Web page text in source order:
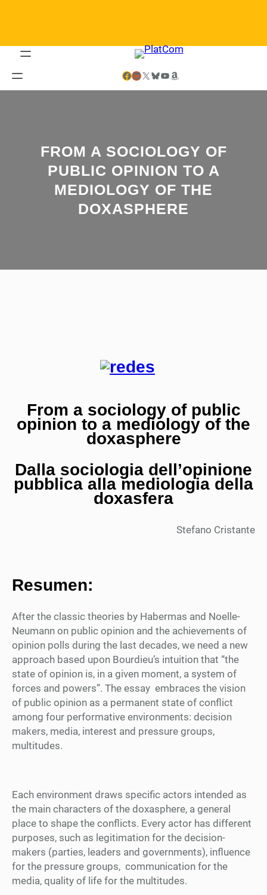
Facebook LinkedIn X Bluesky YouTube Amazon
FROM A SOCIOLOGY OF
PUBLIC OPINION TO A
MEDIOLOGY OF THE
DOXASPHERE
From a sociology of public
opinion to a mediology of the
doxasphere
Dalla sociologia dell’opinione
pubblica alla mediologia della
doxasfera
Stefano Cristante
Resumen:
After the classic theories by Habermas and Noelle-
Neumann on public opinion and the achievements of
opinion polls during the last decades, we need a new
approach based upon Bourdieu’s intuition that “the
state of opinion is, in a given moment, a system of
forces and powers”. The essay embraces the vision
of public opinion as a permanent state of conflict
among four performative environments: decision
makers, media, interest and pressure groups,
multitudes.
Each environment draws specific actors intended as
the main characters of the doxasphere, a general
place to shape the conflicts. Every actor has different
purposes, such as legitimation for the decision-
makers (parties, leaders and governments), influence
for the pressure groups, communication for the
media, quality of life for the multitudes.